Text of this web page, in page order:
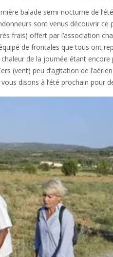
balade semi-nocturne de
sont venus découvrir
frais) offert par l’association
de frontales que tous ont
de la journée étant encore
(vent) peu d’agitation de
disons à l’été prochain pour